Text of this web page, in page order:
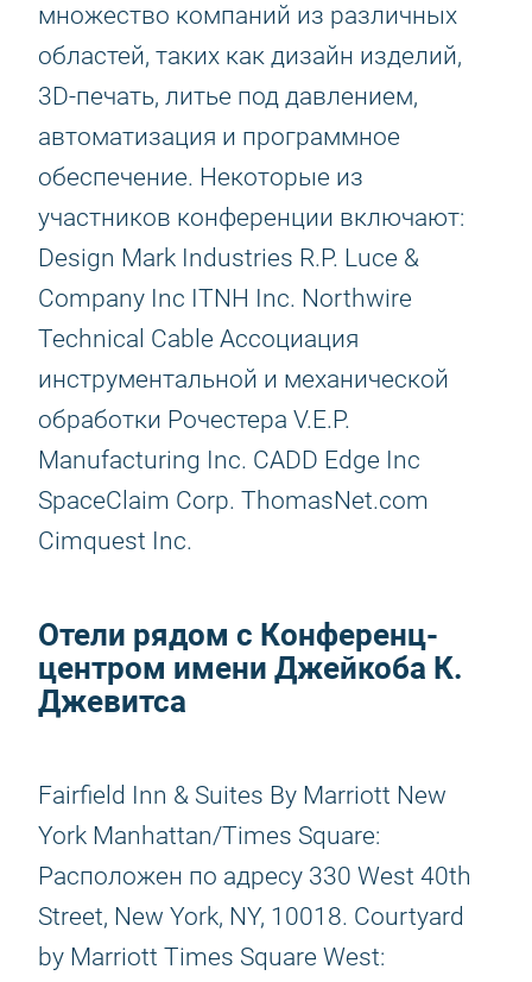
множество компаний из различных
областей, таких как дизайн изделий,
3D-печать, литье под давлением,
автоматизация и программное
обеспечение. Некоторые из
участников конференции включают:
Design Mark Industries R.P. Luce &
Company Inc ITNH Inc. Northwire
Technical Cable Ассоциация
инструментальной и механической
обработки Рочестера V.E.P.
Manufacturing Inc. CADD Edge Inc
SpaceClaim Corp. ThomasNet.com
Cimquest Inc.
Отели рядом с Конференц-
центром имени Джейкоба К.
Джевитса
Fairfield Inn & Suites By Marriott New
York Manhattan/Times Square:
Расположен по адресу 330 West 40th
Street, New York, NY, 10018. Courtyard
by Marriott Times Square West: